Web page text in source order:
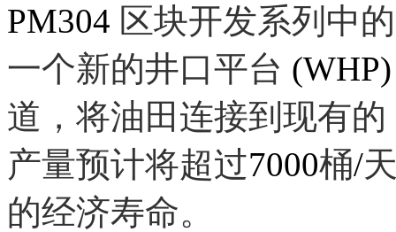
PM304 区块开发系列中
一个新的井口平台
道，将油田连接到现有的
产量预计将超过7000桶/
的经济寿命。